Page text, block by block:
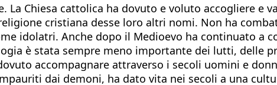
La Chiesa cattolica ha dovuto e voluto accogliere e
cristiana desse loro altri nomi. Non ha
idolatri. Anche dopo il Medioevo ha continuato a
è stata sempre meno importante dei lutti, delle
accompagnare attraverso i secoli uomini e
dai demoni, ha dato vita nei secoli a una